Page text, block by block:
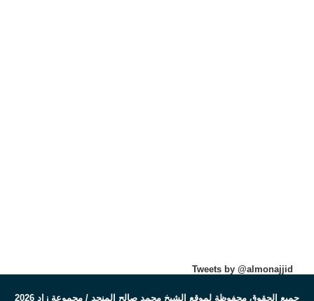
Tweets by @almonajjid
جميع الحقوق محفوظة لموقع الشيخ محمد صالح المنجد / مجموعة زاد 2026